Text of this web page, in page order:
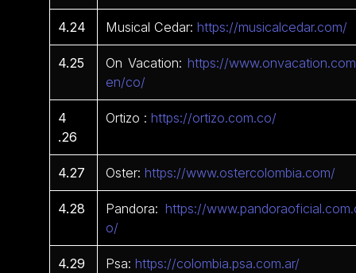
4.24 Musical Cedar:https://musicalcedar.com/
4.25 On Vacation:https://
en/co/
4
.26
Ortizo :https://ortizo.com.co/
4.27 Oster:https://www.ostercolombia.com/
4.28 Pandora:https://
o/
4.29 Psa:https://colombia.psa.com.ar/